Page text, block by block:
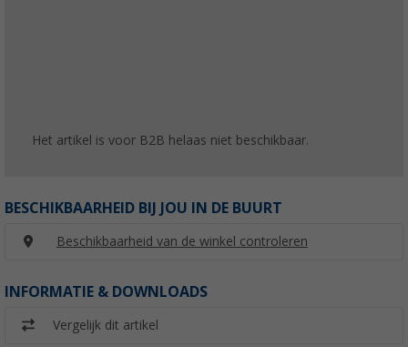
Het artikel is voor B2B helaas niet beschikbaar.
BESCHIKBAARHEID BIJ JOU IN DE BUURT
Beschikbaarheid van de winkel controleren
INFORMATIE & DOWNLOADS
Vergelijk dit artikel